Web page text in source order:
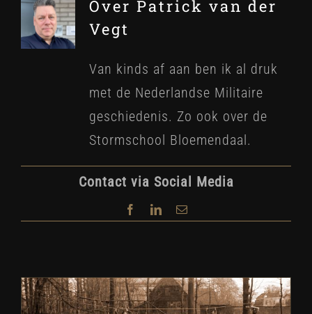
Over Patrick van der
Vegt
Van kinds af aan ben ik al druk
met de Nederlandse Militaire
geschiedenis. Zo ook over de
Stormschool Bloemendaal.
Contact via Social Media
Facebook
LinkedIn
E-
mail